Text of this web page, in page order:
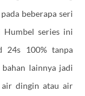
beberapa seri
Humbel series ini
24s 100% tanpa
lainnya jadi
air dingin atau air